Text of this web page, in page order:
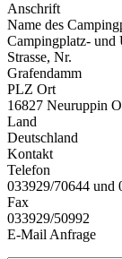
Anschrift
Name des
Campingplatz- und
Strasse, Nr.
Grafendamm
PLZ Ort
16827 Neuruppin
Land
Deutschland
Kontakt
Telefon
033929/70644 und
Fax
033929/50992
E-Mail Anfrage